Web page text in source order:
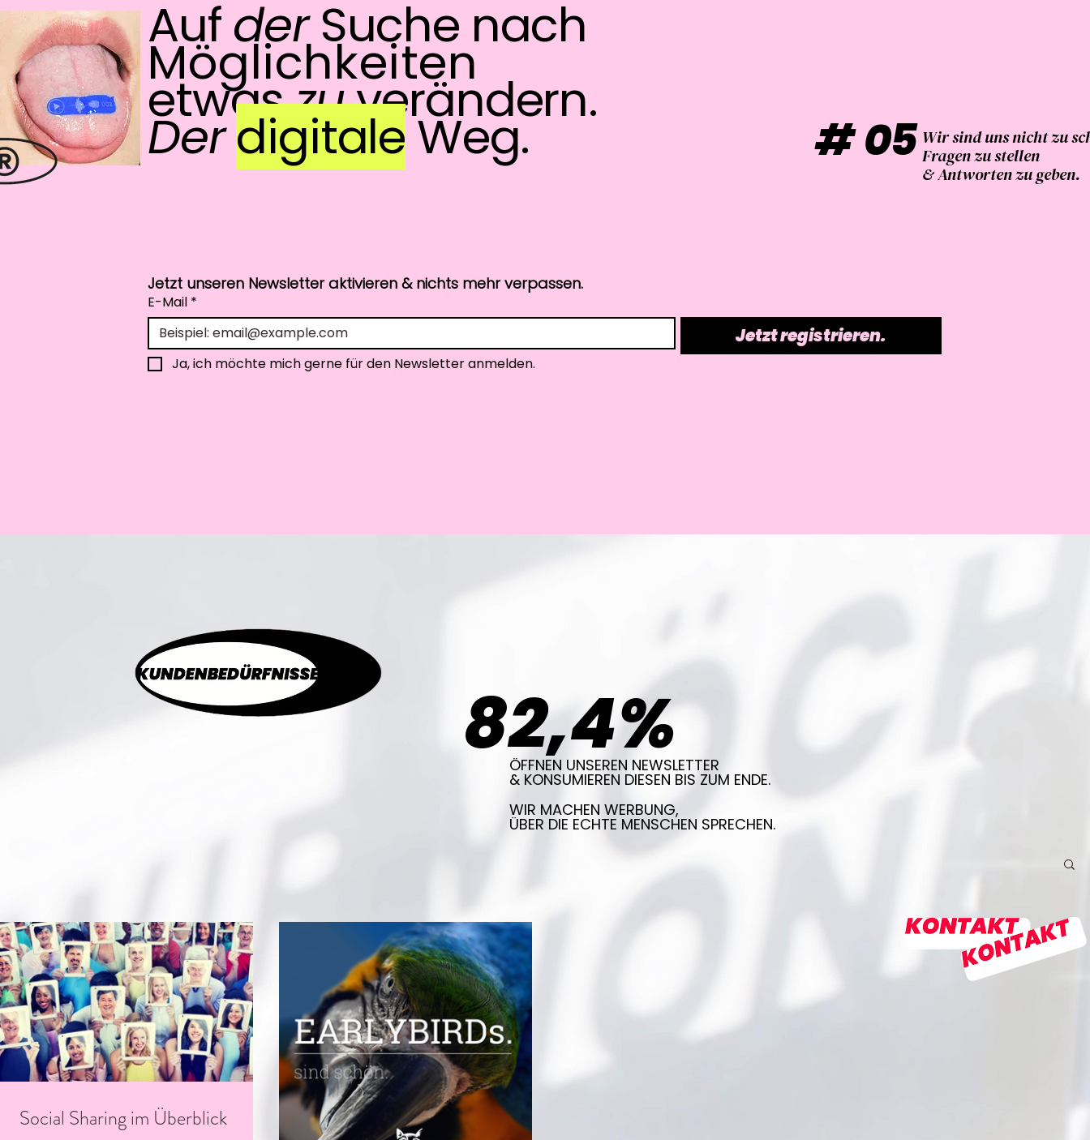
AufderSuche nach
Möglichkeiten
etwaszuverändern.
DerdigitaleWeg. #05 Wir sind uns nicht zu
Fragen zu stellen
& Antworten zu geben.
Jetzt unseren Newsletter aktivieren & nichts mehr verpassen.
E-Mail *
Jetzt registrieren.
Ja, ich möchte mich gerne für den Newsletter anmelden.
82,4%
ÖFFNEN UNSEREN NEWSLETTER
& KONSUMIEREN DIESEN BIS ZUM ENDE.
WIR MACHEN WERBUNG,
ÜBER DIE ECHTE MENSCHEN SPRECHEN.
Social Sharing im Überblick